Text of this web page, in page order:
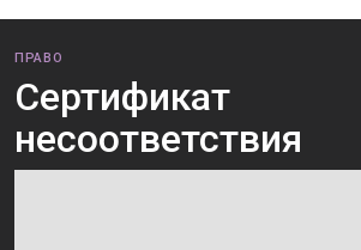
ПРАВО
Сертификат
несоответствия